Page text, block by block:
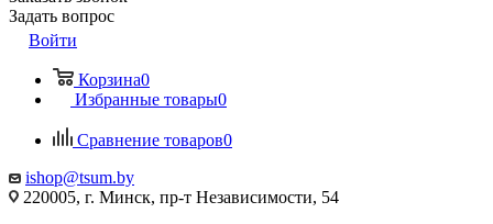
Задать вопрос
Войти
Корзина0
Избранные товары0
Сравнение товаров0
ishop@tsum.by
220005, г. Минск, пр-т Независимости, 54